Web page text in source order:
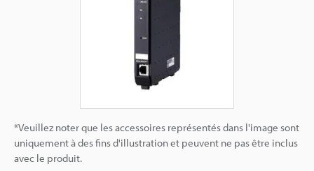
*Veuillez noter que les accessoires représentés dans l'image sont
uniquement à des fins d'illustration et peuvent ne pas être inclus
avec le produit.